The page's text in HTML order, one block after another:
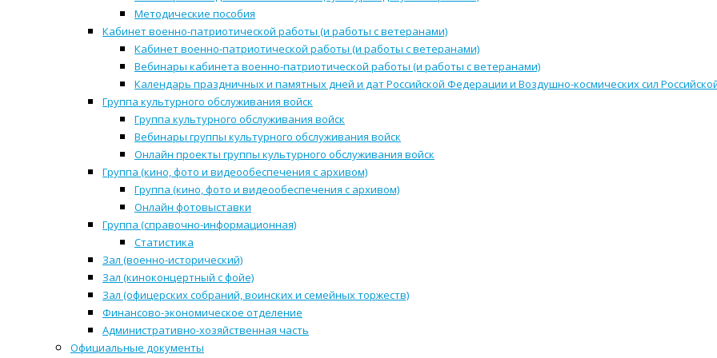
Методические пособия
Кабинет военно-патриотической работы (и работы с ветеранами)
Кабинет военно-патриотической работы (и работы с ветеранами)
Вебинары кабинета военно-патриотической работы (и работы с ветеранами)
Календарь праздничных и памятных дней и дат Российской Федерации и Воздушно-космических сил
Группа культурного обслуживания войск
Группа культурного обслуживания войск
Вебинары группы культурного обслуживания войск
Онлайн проекты группы культурного обслуживания войск
Группа (кино, фото и видеообеспечения с архивом)
Группа (кино, фото и видеообеспечения с архивом)
Онлайн фотовыставки
Группа (справочно-информационная)
Статистика
Зал (военно-исторический)
Зал (киноконцертный с фойе)
Зал (офицерских собраний, воинских и семейных торжеств)
Финансово-экономическое отделение
Административно-хозяйственная часть
Официальные документы